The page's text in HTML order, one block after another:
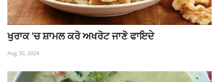
ਖੁਰਾਕ 'ਚ ਸ਼ਾਮਲ ਕਰੋ ਅਖਰੋਟ ਜਾਣੋ ਫਾਇਦੇ
Aug 30, 2024